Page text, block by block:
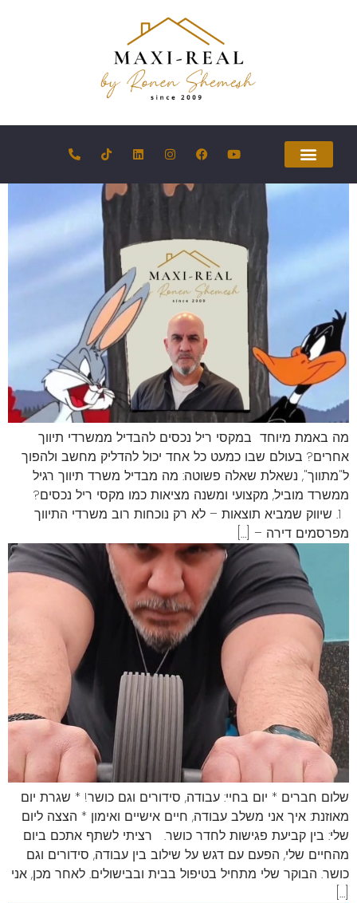
מה באמת מיוחד במקסי ריל נכסים להבדיל ממשרדי תיווך
אחרים? בעולם שבו כמעט כל אחד יכול להדליק מחשב ולהפוך
ל"מתווך", נשאלת שאלה פשוטה: מה מבדיל משרד תיווך רגיל
ממשרד מוביל, מקצועי ומשנה מציאות כמו מקסי ריל נכסים?
1. שיווק שמביא תוצאות – לא רק נוכחות רוב משרדי התיווך
מפרסמים דירה – […]
שלום חברים * יום בחיי: עבודה, סידורים וגם כושר! * שגרת יום
מאוזנת: איך אני משלב עבודה, חיים אישיים ואימון * הצצה ליום
שלי: בין קביעת פגישות לחדר כושר. רציתי לשתף אתכם ביום
מהחיים שלי, הפעם עם דגש על שילוב בין עבודה, סידורים וגם
כושר. הבוקר שלי מתחיל בטיפול בבית ובבישולים. לאחר מכן, אני
[…]